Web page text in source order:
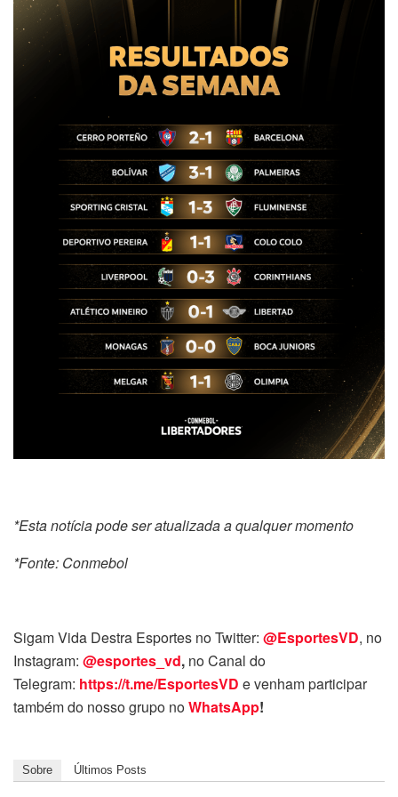
*Esta notícia pode ser atualizada a qualquer momento
*Fonte: Conmebol
Sigam Vida Destra Esportes no Twitter: @EsportesVD, no
Instagram: @esportes_vd, no Canal do
Telegram: https://t.me/EsportesVD e venham participar
também do nosso grupo noWhatsApp!
Sobre Últimos Posts